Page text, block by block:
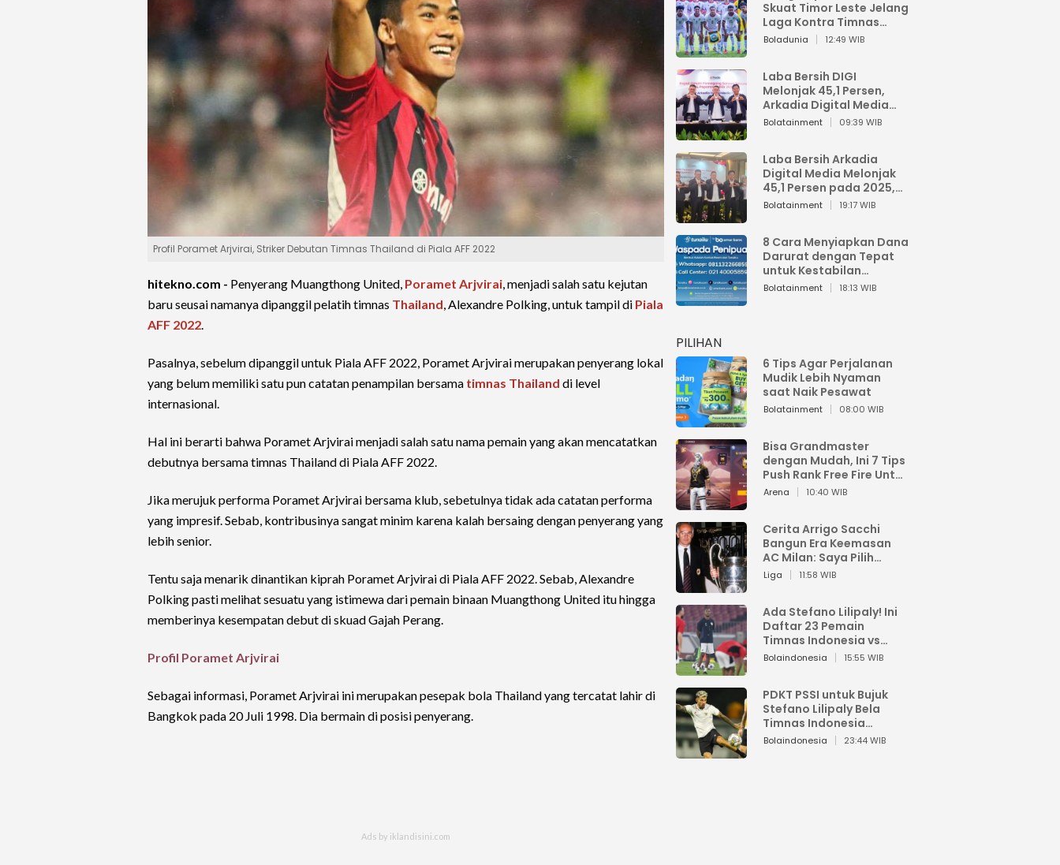
Profil Poramet Arjvirai, Striker Debutan Timnas Thailand di Piala AFF 2022
hitekno.com - Penyerang Muangthong United, Poramet Arjvirai, menjadi salah satu kejutan
baru seusai namanya dipanggil pelatih timnas Thailand, Alexandre Polking, untuk tampil di Piala
AFF 2022.
Pasalnya, sebelum dipanggil untuk Piala AFF 2022, Poramet Arjvirai merupakan penyerang lokal
yang belum memiliki satu pun catatan penampilan bersama timnas Thailand di level
internasional.
Hal ini berarti bahwa Poramet Arjvirai menjadi salah satu nama pemain yang akan mencatatkan
debutnya bersama timnas Thailand di Piala AFF 2022.
Jika merujuk performa Poramet Arjvirai bersama klub, sebetulnya tidak ada catatan performa
yang impresif. Sebab, kontribusinya sangat minim karena kalah bersaing dengan penyerang yang
lebih senior.
Tentu saja menarik dinantikan kiprah Poramet Arjvirai di Piala AFF 2022. Sebab, Alexandre
Polking pasti melihat sesuatu yang istimewa dari pemain binaan Muangthong United itu hingga
memberinya kesempatan debut di skuad Gajah Perang.
Profil Poramet Arjvirai
Sebagai informasi, Poramet Arjvirai ini merupakan pesepak bola Thailand yang tercatat lahir di
Bangkok pada 20 Juli 1998. Dia bermain di posisi penyerang.
Skuat Timor Leste Jelang
Laga Kontra Timnas
Indonesia di Piala AFF
Boladunia 12:49 WIB
Laba Bersih DIGI
Melonjak 45,1 Persen,
Arkadia Digital Media
Perkuat Bisnis AI dan
Bolatainment 09:39 WIB
Laba Bersih Arkadia
Digital Media Melonjak
45,1 Persen pada 2025,
Sentuh Rp1,76 Miliar
Bolatainment 19:17 WIB
8 Cara Menyiapkan Dana
Darurat dengan Tepat
untuk Kestabilan
Keuangan
Bolatainment 18:13 WIB
PILIHAN
6 Tips Agar Perjalanan
Mudik Lebih Nyaman
saat Naik Pesawat
Bolatainment 08:00 WIB
Bisa Grandmaster
dengan Mudah, Ini 7 Tips
Push Rank Free Fire Untuk
Pemula
Arena 10:40 WIB
Cerita Arrigo Sacchi
Bangun Era Keemasan
AC Milan: Saya Pilih
Pemain dari Isi Otaknya
Liga 11:58 WIB
Ada Stefano Lilipaly! Ini
Daftar 23 Pemain
Timnas Indonesia vs
China
Bolaindonesia 15:55 WIB
PDKT PSSI untuk Bujuk
Stefano Lilipaly Bela
Timnas Indonesia
Berakhir Berantakan
Bolaindonesia 23:44 WIB